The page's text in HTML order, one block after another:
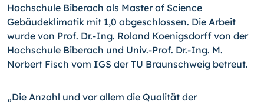
Hochschule Biberach als Master of Science
Gebäudeklimatik mit 1,0 abgeschlossen. Die Arbeit
wurde von Prof. Dr.-Ing. Roland Koenigsdorff von der
Hoch­schule Biberach und Univ.-Prof. Dr.-Ing. M.
Norbert Fisch vom IGS der TU Braun­schweig betreut.
„Die Anzahl und vor allem die Qualität der